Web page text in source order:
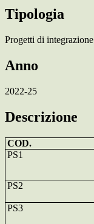
Tipologia
Progetti di integrazione
Anno
2022-25
Descrizione
COD.
PS1
PS2
PS3